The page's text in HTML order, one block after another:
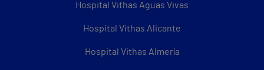
Hospital Vithas Aguas Vivas
Hospital Vithas Alicante
Hospital Vithas Almería